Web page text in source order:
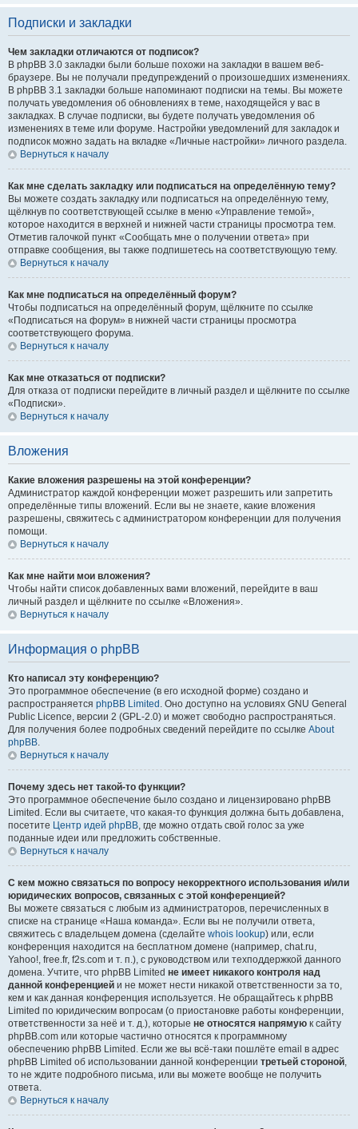
Подписки и закладки
Чем закладки отличаются от подписок?
В phpBB 3.0 закладки были больше похожи на закладки в вашем веб-
браузере. Вы не получали предупреждений о произошедших изменениях.
В phpBB 3.1 закладки больше напоминают подписки на темы. Вы можете
получать уведомления об обновлениях в теме, находящейся у вас в
закладках. В случае подписки, вы будете получать уведомления об
изменениях в теме или форуме. Настройки уведомлений для закладок и
подписок можно задать на вкладке «Личные настройки» личного раздела.
Вернуться к началу
Как мне сделать закладку или подписаться на определённую тему?
Вы можете создать закладку или подписаться на определённую тему,
щёлкнув по соответствующей ссылке в меню «Управление темой»,
которое находится в верхней и нижней части страницы просмотра тем.
Отметив галочкой пункт «Сообщать мне о получении ответа» при
отправке сообщения, вы также подпишетесь на соответствующую тему.
Вернуться к началу
Как мне подписаться на определённый форум?
Чтобы подписаться на определённый форум, щёлкните по ссылке
«Подписаться на форум» в нижней части страницы просмотра
соответствующего форума.
Вернуться к началу
Как мне отказаться от подписки?
Для отказа от подписки перейдите в личный раздел и щёлкните по ссылке
«Подписки».
Вернуться к началу
Вложения
Какие вложения разрешены на этой конференции?
Администратор каждой конференции может разрешить или запретить
определённые типы вложений. Если вы не знаете, какие вложения
разрешены, свяжитесь с администратором конференции для получения
помощи.
Вернуться к началу
Как мне найти мои вложения?
Чтобы найти список добавленных вами вложений, перейдите в ваш
личный раздел и щёлкните по ссылке «Вложения».
Вернуться к началу
Информация о phpBB
Кто написал эту конференцию?
Это программное обеспечение (в его исходной форме) создано и
распространяется phpBB Limited . Оно доступно на условиях GNU General
Public Licence, версии 2 (GPL-2.0) и может свободно распространяться.
Для получения более подробных сведений перейдите по ссылке About
phpBB.
Вернуться к началу
Почему здесь нет такой-то функции?
Это программное обеспечение было создано и лицензировано phpBB
Limited. Если вы считаете, что какая-то функция должна быть добавлена,
посетите Центр идей phpBB, где можно отдать свой голос за уже
поданные идеи или предложить собственные.
Вернуться к началу
С кем можно связаться по вопросу некорректного использования и/или
юридических вопросов, связанных с этой конференцией?
Вы можете связаться с любым из администраторов, перечисленных в
списке на странице «Наша команда». Если вы не получили ответа,
свяжитесь с владельцем домена (сделайте whois lookup) или, если
конференция находится на бесплатном домене (например, chat.ru,
Yahoo!, free.fr, f2s.com и т. п.), с руководством или техподдержкой данного
домена. Учтите, что phpBB Limited не имеет никакого контроля над
данной конференцией и не может нести никакой ответственности за то,
кем и как данная конференция используется. Не обращайтесь к phpBB
Limited по юридическим вопросам (о приостановке работы конференции,
ответственности за неё и т. д.), которые не относятся напрямую к сайту
phpBB.com или которые частично относятся к программному
обеспечению phpBB Limited. Если же вы всё-таки пошлёте email в адрес
phpBB Limited об использовании данной конференции третьей стороной,
то не ждите подробного письма, или вы можете вообще не получить
ответа.
Вернуться к началу